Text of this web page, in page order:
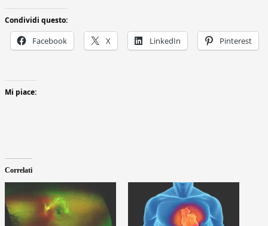
Condividi questo:
Facebook X LinkedIn Pinterest
Mi piace:
Correlati